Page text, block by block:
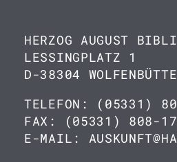
HERZOG AUGUST
LESSINGPLATZ 1
D-38304
TELEFON: (05331)
FAX: (05331) 808-
E-MAIL: